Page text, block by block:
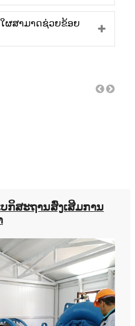
ຜສາມາດຊ່ວຍຂ້ອຍ
ກິສະຖານສົ່ງເສີມການ